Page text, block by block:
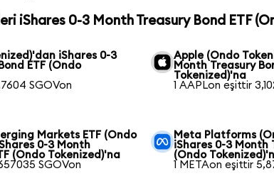
iShares 0-3 Month Treasury Bond ETF
iShares 0-3
ETF (Ondo
SGOVon
Apple (Ondo
Month Treasury
Tokenized)'na
1 AAPLon eşittir
Markets ETF (Ondo
0-3 Month
(Ondo Tokenized)'na
SGOVon
Meta Platforms
iShares 0-3 Month
(Ondo
1 METAon eşittir